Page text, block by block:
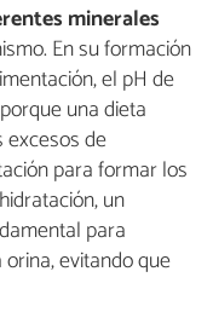
minerales
En su formación
el pH de
una dieta
de
para formar los
un
para
evitando que